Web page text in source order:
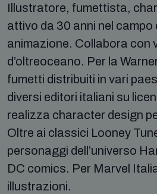
Illustratore, fumettista,
attivo da 30 anni nel campo
animazione. Collabora con
d’oltreoceano. Per la
fumetti distribuiti in vari
diversi editori italiani su
realizza character design
Oltre ai classici Looney
personaggi dell’universo
DC comics. Per Marvel
illustrazioni.